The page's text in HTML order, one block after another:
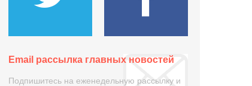
Email рассылка главных новостей
Подпишитесь на еженедельную рассылку и